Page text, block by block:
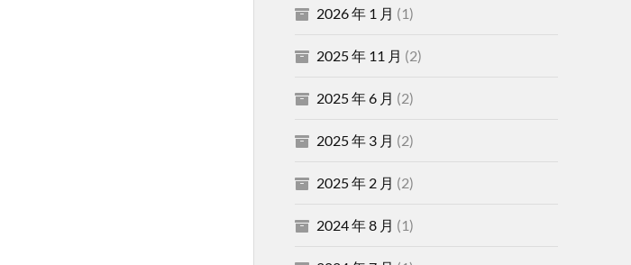
2026 年 1 月 (1)
2025 年 11 月 (2)
2025 年 6 月 (2)
2025 年 3 月 (2)
2025 年 2 月 (2)
2024 年 8 月 (1)